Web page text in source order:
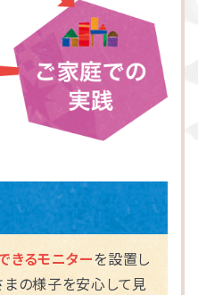
きるモニターを設置し
まの様子を安心して見
並区
区
区
筑区
西区
青葉区
名市
原市
島区